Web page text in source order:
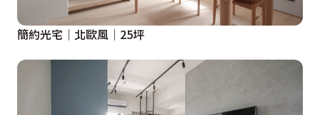
簡約光宅│北歐風│25坪